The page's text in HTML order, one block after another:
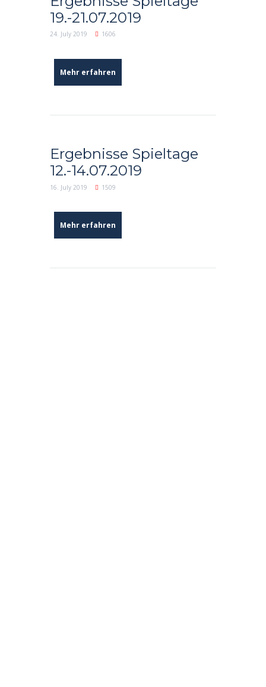
19.-21.07.2019
24. July 2019 1606
Mehr erfahren
Ergebnisse Spieltage
12.-14.07.2019
16. July 2019 1509
Mehr erfahren